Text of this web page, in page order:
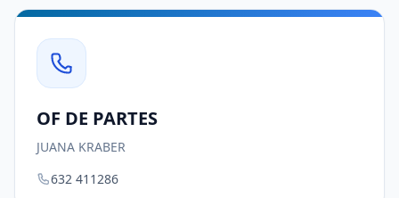
OF DE PARTES
JUANA KRABER
632 411286